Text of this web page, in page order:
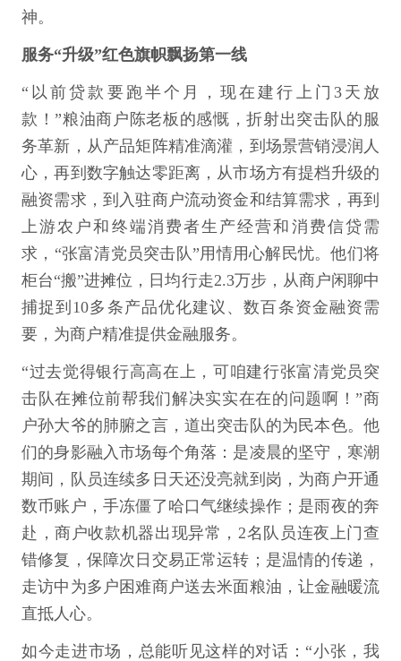
神。
服务“升级”红色旗帜飘扬第一线
“以前贷款要跑半个月，现在建行上门3天放
款！”粮油商户陈老板的感慨，折射出突击队的服
务革新，从产品矩阵精准滴灌，到场景营销浸润人
心，再到数字触达零距离，从市场方有提档升级的
融资需求，到入驻商户流动资金和结算需求，再到
上游农户和终端消费者生产经营和消费信贷需
求，“张富清党员突击队”用情用心解民忧。他们将
柜台“搬”进摊位，日均行走2.3万步，从商户闲聊中
捕捉到10多条产品优化建议、数百条资金融资需
要，为商户精准提供金融服务。
“过去觉得银行高高在上，可咱建行张富清党员突
击队在摊位前帮我们解决实实在在的问题啊！”商
户孙大爷的肺腑之言，道出突击队的为民本色。他
们的身影融入市场每个角落：是凌晨的坚守，寒潮
期间，队员连续多日天还没亮就到岗，为商户开通
数币账户，手冻僵了哈口气继续操作；是雨夜的奔
赴，商户收款机器出现异常，2名队员连夜上门查
错修复，保障次日交易正常运转；是温情的传递，
走访中为多户困难商户送去米面粮油，让金融暖流
直抵人心。
如今走进市场，总能听见这样的对话：“小张，我